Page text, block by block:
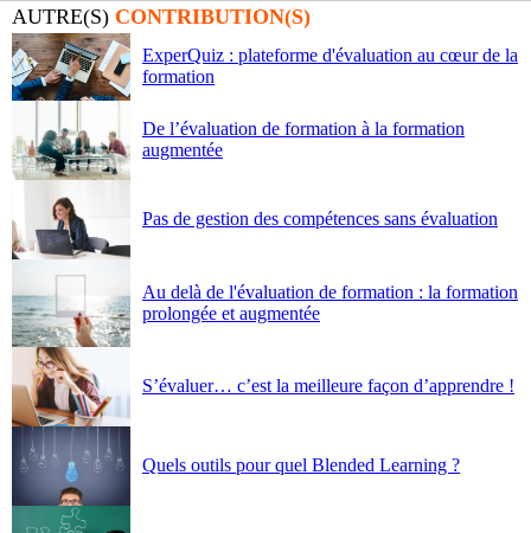
AUTRE(S) CONTRIBUTION(S)
ExperQuiz : plateforme d'évaluation au cœur de la
formation
De l’évaluation de formation à la formation
augmentée
Pas de gestion des compétences sans évaluation
Au delà de l'évaluation de formation : la formation
prolongée et augmentée
S’évaluer… c’est la meilleure façon d’apprendre !
Quels outils pour quel Blended Learning ?